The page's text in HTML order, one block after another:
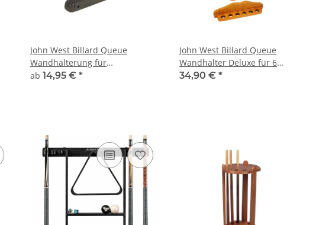
John West Billard Queue
Wandhalterung für
Billardqueues
ab 14,95 € *
John West Billard Queue
Wandhalter Deluxe für 6
Queues - Ahornholz
34,90 € *